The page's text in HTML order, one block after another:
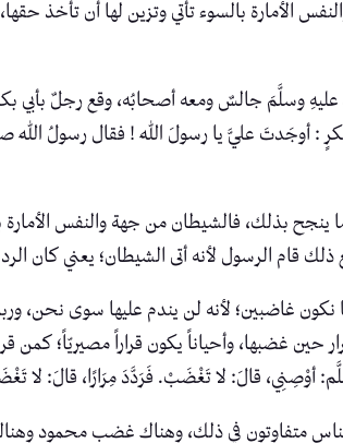
الأمارة بالسوء تأتي وتزين لها أن تأخذ
وسلَّمَ جالسٌ ومعه أصحابُه، وقع رجلٌ بأبي بكرٍ
بكرٍ : أوجَدتَ عليَّ يا رسولَ اللهِ ! فقال رسولُ
ما ينجح بذلك، فالشيطان من جهة والنفس
ذلك قام الرسول لأنه أتى الشيطان؛ يعني
نكون غاضبين؛ لأنه لن يندم عليها سوى
حين غضبها، وأحياناً يكون قراراً مصيريّاً؛
أوْصِنِي، قالَ: لا تَغْضَبْ. فَرَدَّدَ مِرَارًا، قالَ: لا
والناس متفاوتون في ذلك، وهناك غضب